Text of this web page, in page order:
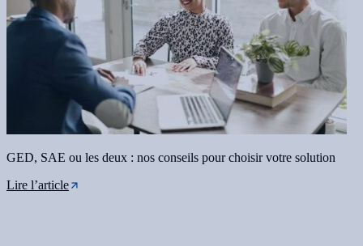
GED, SAE ou les deux : nos conseils pour choisir votre solution
Lire l’article